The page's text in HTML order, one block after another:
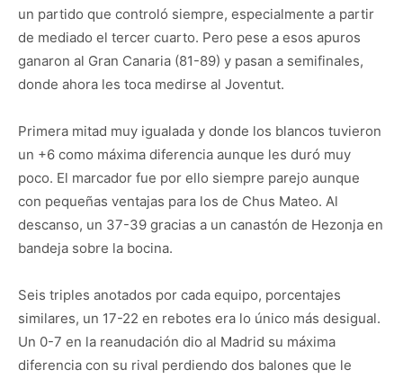
un partido que controló siempre, especialmente a partir
de mediado el tercer cuarto. Pero pese a esos apuros
ganaron al Gran Canaria (81-89) y pasan a semifinales,
donde ahora les toca medirse al Joventut.
Primera mitad muy igualada y donde los blancos tuvieron
un +6 como máxima diferencia aunque les duró muy
poco. El marcador fue por ello siempre parejo aunque
con pequeñas ventajas para los de Chus Mateo. Al
descanso, un 37-39 gracias a un canastón de Hezonja en
bandeja sobre la bocina.
Seis triples anotados por cada equipo, porcentajes
similares, un 17-22 en rebotes era lo único más desigual.
Un 0-7 en la reanudación dio al Madrid su máxima
diferencia con su rival perdiendo dos balones que le